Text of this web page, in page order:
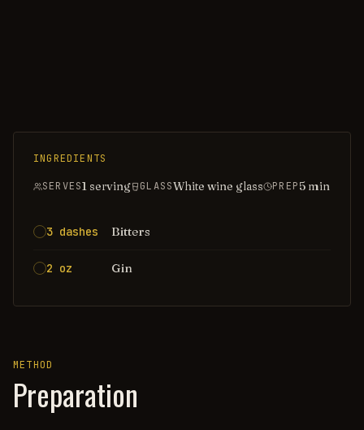
INGREDIENTS
SERVES1 serving GLASSWhite wine glass PREP5 min
3 dashes Bitters
2 oz Gin
METHOD
Preparation